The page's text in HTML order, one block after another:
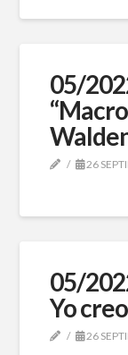
05/
26
05/
Yo
26